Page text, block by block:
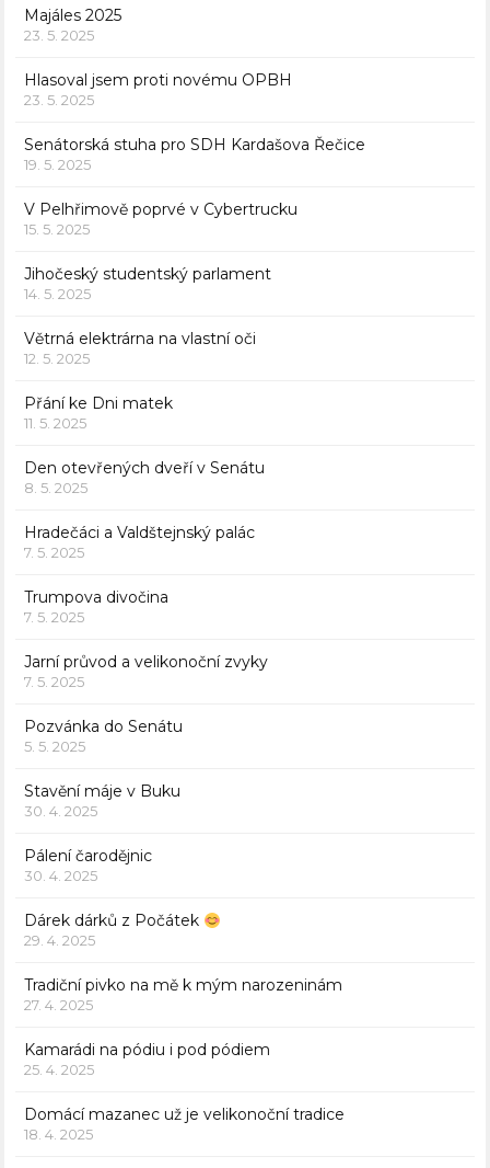
Majáles 2025
23. 5. 2025
Hlasoval jsem proti novému OPBH
23. 5. 2025
Senátorská stuha pro SDH Kardašova Řečice
19. 5. 2025
V Pelhřimově poprvé v Cybertrucku
15. 5. 2025
Jihočeský studentský parlament
14. 5. 2025
Větrná elektrárna na vlastní oči
12. 5. 2025
Přání ke Dni matek
11. 5. 2025
Den otevřených dveří v Senátu
8. 5. 2025
Hradečáci a Valdštejnský palác
7. 5. 2025
Trumpova divočina
7. 5. 2025
Jarní průvod a velikonoční zvyky
7. 5. 2025
Pozvánka do Senátu
5. 5. 2025
Stavění máje v Buku
30. 4. 2025
Pálení čarodějnic
30. 4. 2025
Dárek dárků z Počátek
29. 4. 2025
Tradiční pivko na mě k mým narozeninám
27. 4. 2025
Kamarádi na pódiu i pod pódiem
25. 4. 2025
Domácí mazanec už je velikonoční tradice
18. 4. 2025